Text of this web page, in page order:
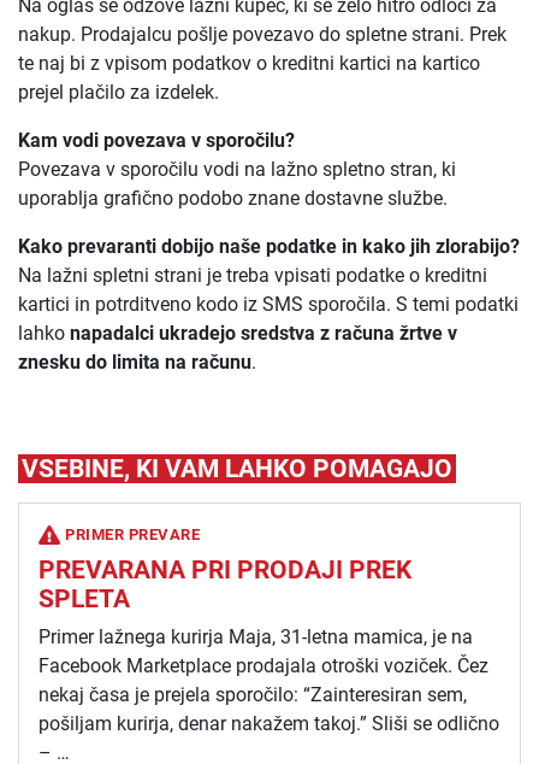
Na oglas se odzove lažni kupec, ki se zelo hitro odloči za
nakup. Prodajalcu pošlje povezavo do spletne strani. Prek
te naj bi z vpisom podatkov o kreditni kartici na kartico
prejel plačilo za izdelek.
Kam vodi povezava v sporočilu?
Povezava v sporočilu vodi na lažno spletno stran, ki
uporablja grafično podobo znane dostavne službe.
Kako prevaranti dobijo naše podatke in kako jih zlorabijo?
Na lažni spletni strani je treba vpisati podatke o kreditni
kartici in potrditveno kodo iz SMS sporočila. S temi podatki
lahko napadalci ukradejo sredstva z računa žrtve v
znesku do limita na računu.
VSEBINE, KI VAM LAHKO POMAGAJO
PRIMER PREVARE
PREVARANA PRI PRODAJI PREK
SPLETA
Primer lažnega kurirja Maja, 31-letna mamica, je na
Facebook Marketplace prodajala otroški voziček. Čez
nekaj časa je prejela sporočilo: “Zainteresiran sem,
pošiljam kurirja, denar nakažem takoj.” Sliši se odlično
– …